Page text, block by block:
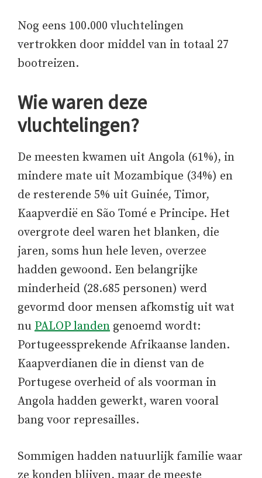
Nog eens 100.000 vluchtelingen
vertrokken door middel van in totaal 27
bootreizen.
Wie waren deze
vluchtelingen?
De meesten kwamen uit Angola (61%), in
mindere mate uit Mozambique (34%) en
de resterende 5% uit Guinée, Timor,
Kaapverdië en São Tomé e Principe. Het
overgrote deel waren het blanken, die
jaren, soms hun hele leven, overzee
hadden gewoond. Een belangrijke
minderheid (28.685 personen) werd
gevormd door mensen afkomstig uit wat
nu PALOP landen genoemd wordt:
Portugeessprekende Afrikaanse landen.
Kaapverdianen die in dienst van de
Portugese overheid of als voorman in
Angola hadden gewerkt, waren vooral
bang voor represailles.
Sommigen hadden natuurlijk familie waar